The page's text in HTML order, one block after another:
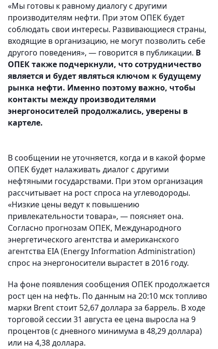
«Мы готовы к равному диалогу с другими
производителям нефти. При этом ОПЕК будет
соблюдать свои интересы. Развивающиеся страны,
входящие в организацию, не могут позволить себе
другого поведения», — говорится в публикации. В
ОПЕК также подчеркнули, что сотрудничество
является и будет являться ключом к будущему
рынка нефти. Именно поэтому важно, чтобы
контакты между производителями
энергоносителей продолжались, уверены в
картеле.
В сообщении не уточняется, когда и в какой форме
ОПЕК будет налаживать диалог с другими
нефтяными государствами. При этом организация
рассчитывает на рост спроса на углеводороды.
«Низкие цены ведут к повышению
привлекательности товара», — поясняет она.
Согласно прогнозам ОПЕК, Международного
энергетического агентства и американского
агентства EIA (Energy Information Administration)
спрос на энергоносители вырастет в 2016 году.
На фоне появления сообщения ОПЕК продолжается
рост цен на нефть. По данным на 20:10 мск топливо
марки Brent стоит 52,67 доллара за баррель. В ходе
торговой сессии 31 августа ее цена выросла на 9
процентов (с дневного минимума в 48,29 доллара)
или на 4,38 доллара.